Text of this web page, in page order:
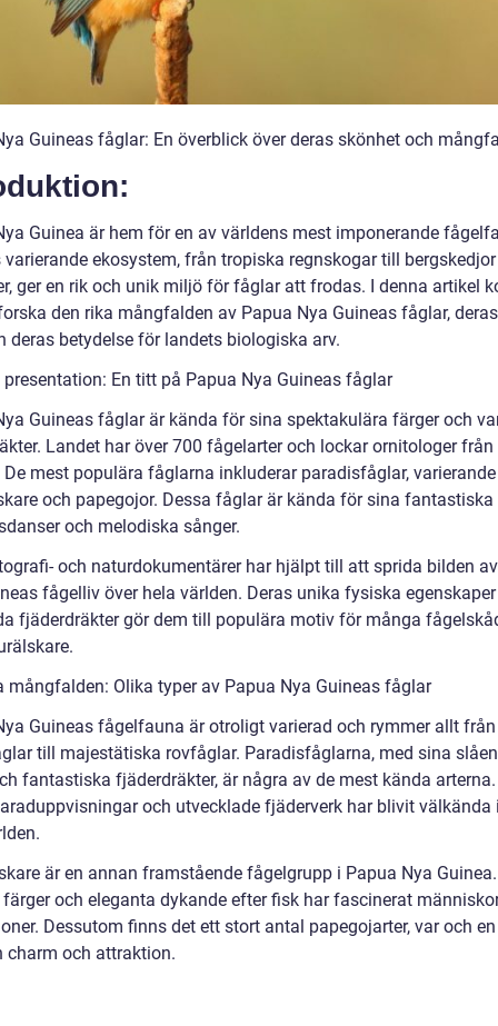
Guineas fåglar: En överblick över deras skönhet och
Guinea är hem för en av världens mest imponerande
varierande ekosystem, från tropiska regnskogar till
ger en rik och unik miljö för fåglar att frodas. I denna artikel
den rika mångfalden av Papua Nya Guineas fåglar,
deras betydelse för landets biologiska arv.
presentation: En titt på Papua Nya Guineas fåglar
Guineas fåglar är kända för sina spektakulära färger och
Landet har över 700 fågelarter och lockar ornitologer från
De mest populära fåglarna inkluderar paradisfåglar, varierande
och papegojor. Dessa fåglar är kända för sina fantastiska
och melodiska sånger.
och naturdokumentärer har hjälpt till att sprida bilden
fågelliv över hela världen. Deras unika fysiska
fjäderdräkter gör dem till populära motiv för många
mångfalden: Olika typer av Papua Nya Guineas fåglar
Guineas fågelfauna är otroligt varierad och rymmer allt
till majestätiska rovfåglar. Paradisfåglarna, med sina
fantastiska fjäderdräkter, är några av de mest kända
och utvecklade fjäderverk har blivit välkända
är en annan framstående fågelgrupp i Papua Nya
och eleganta dykande efter fisk har fascinerat
Dessutom finns det ett stort antal papegojarter, var och
charm och attraktion.